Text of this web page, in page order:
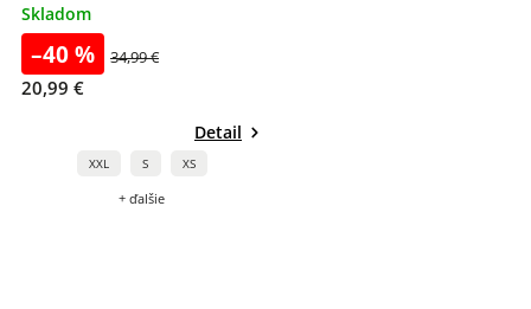
Skladom
–40 % 34,99 €
20,99 €
Detail
XXL S XS
+ ďalšie